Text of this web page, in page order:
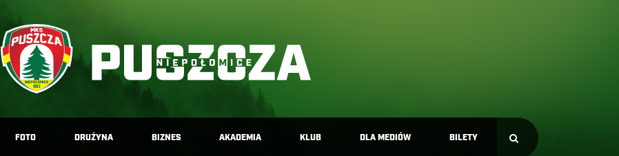
FOTO DRUŻYNA BIZNES AKADEMIA KLUB DLA MEDIÓW BILETY